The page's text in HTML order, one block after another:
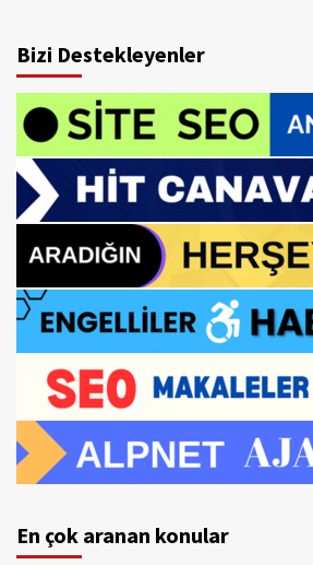
Bizi Destekleyenler
En çok aranan konular